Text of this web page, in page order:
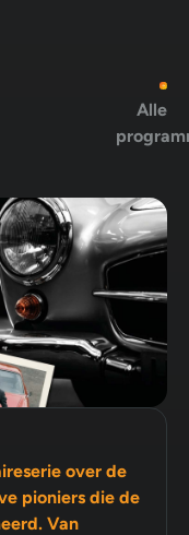
Alle
over de
pioniers die de
Van